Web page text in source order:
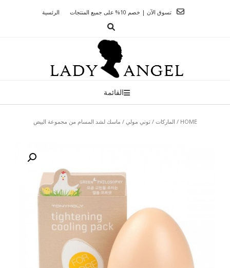
الرئسية تسوق الآن | خصم 10% على جميع المنتجات
القائمة
HOME
/ الماركات /توني مولي / ماسك لشد المسام من مجموعة البيض